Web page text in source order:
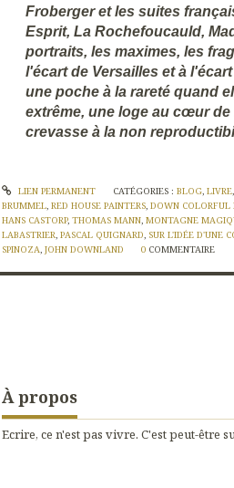
Froberger et les suites
Esprit, La Rochefoucauld,
portraits, les maximes, les
l'écart de Versailles et à
une poche à la rareté quand
extrême, une loge au cœur
crevasse à la non
LIEN PERMANENT CATÉGORIES : BLOG, LIVRE,
BRUMMEL, RED HOUSE PAINTERS, DOWN COLORFUL
HANS CASTORP, THOMAS MANN, MONTAGNE
LABASTRIER, PASCAL QUIGNARD, SUR L'IDÉE D'UNE
SPINOZA, JOHN DOWNLAND 0 COMMENTAIRE
À propos
Ecrire, ce n'est pas vivre. C'est peut-être